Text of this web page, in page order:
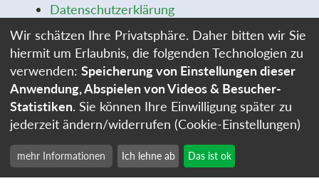
Datenschutzerklärung
Widerrufsbelehrung
Widerrufsformular
Stellenangebote
Cookie-Einstellungen
Wir schätzen Ihre Privatsphäre. Daher bitten wir Sie
hiermit um Erlaubnis, die folgenden Technologien zu
verwenden: Speicherung von Einstellungen dieser
Anwendung, Abspielen von Videos & Besucher-
Statistiken. Sie können Ihre Einwilligung später zu
jederzeit ändern/widerrufen (Cookie-Einstellungen)
mehr Informationen Ich lehne ab Das ist ok